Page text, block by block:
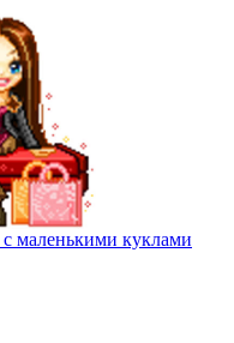
маленькими куклами